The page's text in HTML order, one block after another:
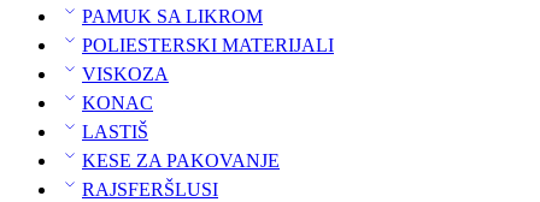
PAMUK SA LIKROM
POLIESTERSKI MATERIJALI
VISKOZA
KONAC
LASTIŠ
KESE ZA PAKOVANJE
RAJSFERŠLUSI